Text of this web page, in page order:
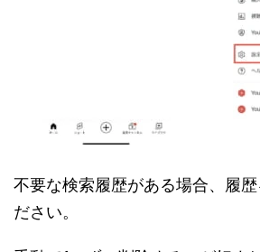
不要な検索履歴がある場合、履歴
ださい。